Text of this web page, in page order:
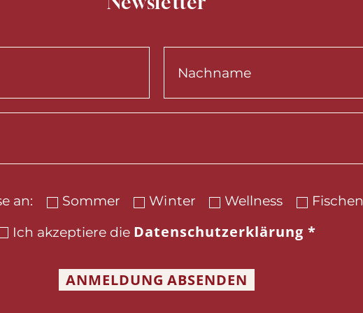
an: Sommer Winter Wellness
Fischen
Ich akzeptiere die Datenschutzerklärung*
ANMELDUNG ABSENDEN